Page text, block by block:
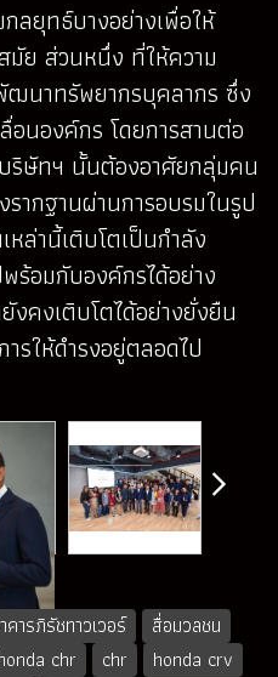
ลยุทธ์บางอย่างเพื่อให้
ย ส่วนหนึ่ง ที่ให้ความ
นาทรัพยากรบุคลากร ซึ่ง
อนองค์กร โดยการสานต่อ
ริษัทฯ นั้นต้องอาศัยกลุ่มคน
ากฐานผ่านการอบรมในรูป
ล่านี้เติบโตเป็นกำลัง
ร้อมกับองค์กรได้อย่าง
คงเติบโตได้อย่างยั่งยืน
รให้ดำรงอยู่ตลอดไป
คารภิรัชทาวเวอร์
สื่อมวลชน
chr chr
honda crv